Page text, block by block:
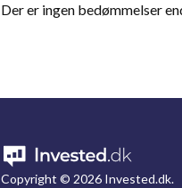
Der er ingen bedømmelser
Copyright © 2026 Invested.dk.